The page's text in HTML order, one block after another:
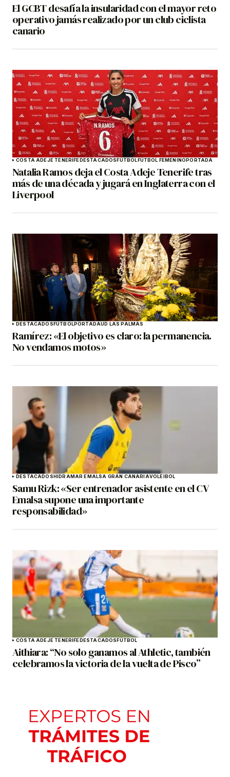
El GCBT desafía la insularidad con el mayor reto
operativo jamás realizado por un club ciclista
canario
COSTA ADEJE TENERIFEDESTACADOSFÚTBOLFÚTBOL FEMENINOPORTADA
Natalia Ramos deja el Costa Adeje Tenerife tras
más de una década y jugará en Inglaterra con el
Liverpool
DESTACADOSFÚTBOLPORTADAUD LAS PALMAS
Ramírez: «El objetivo es claro: la permanencia.
No vendamos motos»
DESTACADOSHIDRAMAR EMALSA GRAN CANARIAVOLEIBOL
Samu Rizk: «Ser entrenador asistente en el CV
Emalsa supone una importante
responsabilidad»
COSTA ADEJE TENERIFEDESTACADOSFÚTBOL
Aithiara: “No solo ganamos al Athletic, también
celebramos la victoria de la vuelta de Pisco”